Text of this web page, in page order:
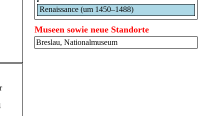
Renaissance (um 1450–1488)
Museen sowie neue Standorte
Breslau, Nationalmuseum